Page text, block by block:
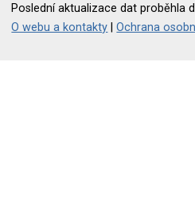
Poslední aktualizace dat proběhla
O webu a kontakty |Ochrana